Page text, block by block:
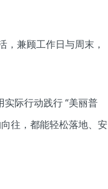
，兼顾工作日与周末，
实际行动践行 “美丽普
往，都能轻松落地、安